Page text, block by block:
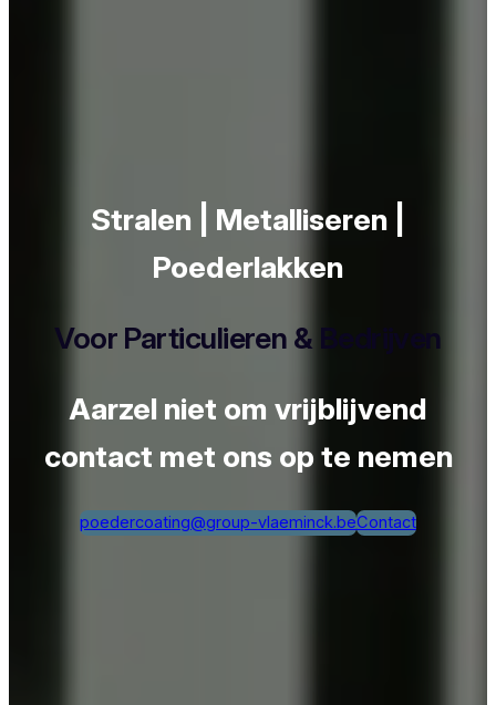
Stralen | Metalliseren |
Poederlakken
Voor Particulieren & Bedrijven
Aarzel niet om vrijblijvend
contact met ons op te nemen
poedercoating@group-vlaeminck.beContact